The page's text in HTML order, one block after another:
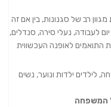
רב של סגנונות, בין אם זה
יום לעבודה, נעלי סירה, סנדלים,
התואמים לאופנה העכשווית
לילדים ילדות ונוער, נשים
המשפחה